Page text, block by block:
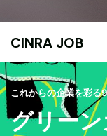
CINRA JOB
これからの企業を彩る
グリー